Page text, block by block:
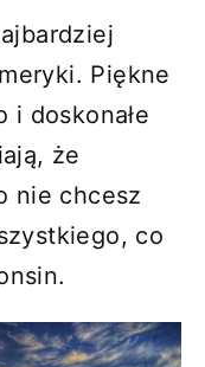
Piękne
i doskonałe
że
nie chcesz
co